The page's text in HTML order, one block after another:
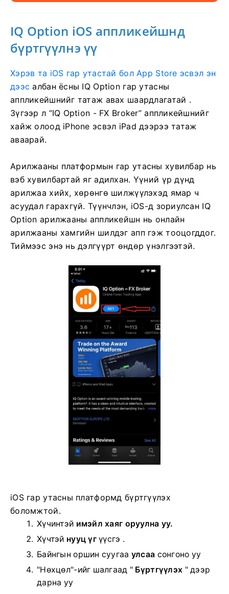
IQ Option iOS аппликейшнд
бүртгүүлнэ үү
Хэрэв та iOS гар утастай бол App Store эсвэл эн
дээс албан ёсны IQ Option гар утасны
аппликейшнийг татаж авах шаардлагатай .
Зүгээр л “IQ Option - FX Broker” аппликейшнийг
хайж олоод iPhone эсвэл iPad дээрээ татаж
аваарай.
Арилжааны платформын гар утасны хувилбар нь
вэб хувилбартай яг адилхан. Үүний үр дүнд
арилжаа хийх, хөрөнгө шилжүүлэхэд ямар ч
асуудал гарахгүй. Түүнчлэн, iOS-д зориулсан IQ
Option арилжааны аппликейшн нь онлайн
арилжааны хамгийн шилдэг апп гэж тооцогддог.
Тиймээс энэ нь дэлгүүрт өндөр үнэлгээтэй.
iOS гар утасны платформд бүртгүүлэх
боломжтой.
Хүчинтэй имэйл хаяг оруулна уу.
Хүчтэй нууц үгүүсгэ .
Байнгын оршин суугаа улсаа сонгоно уу
"Нөхцөл"-ийг шалгаад " Бүртгүүлэх " дээр
дарна уу